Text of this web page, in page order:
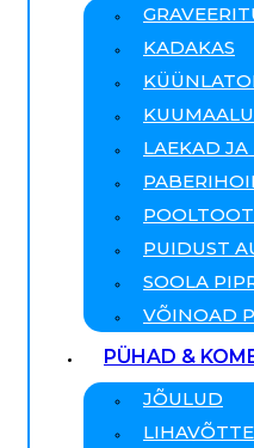
KADAKAS
LAEKAD
PUIDUST
SOOLA
VÕINOAD
PÜHAD &
JÕULUD